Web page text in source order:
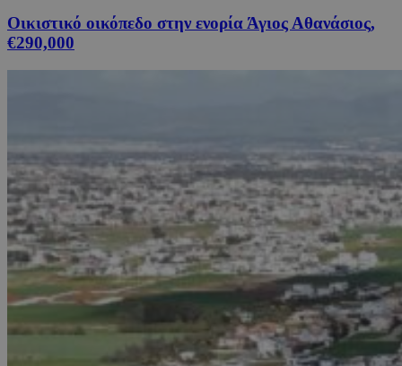
Οικιστικό οικόπεδο στην ενορία Άγιος Αθανάσιος,
€290,000